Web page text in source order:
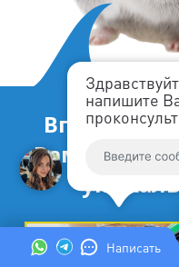
Написать
напишите
Впервые!
Вам как